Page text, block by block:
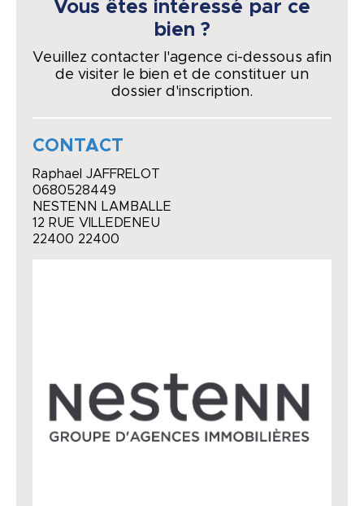
Vous êtes intéressé par ce
bien ?
Veuillez contacter l'agence ci-dessous afin
de visiter le bien et de constituer un
dossier d'inscription.
CONTACT
Raphael JAFFRELOT
0680528449
NESTENN LAMBALLE
12 RUE VILLEDENEU
22400 22400